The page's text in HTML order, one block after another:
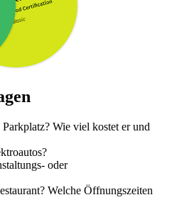
Wie viel kostet er und
oder
Welche Öffnungszeiten